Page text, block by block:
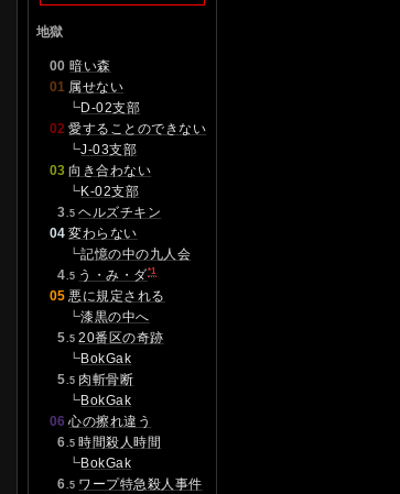
地獄
00 暗い森
01 属せない
┗D-02支部
02 愛することのできない
┗J-03支部
03 向き合わない
┗K-02支部
03.5 ヘルズチキン
04 変わらない
┗記憶の中の九人会
04.5 う・み・ダ*1
05 悪に規定される
┗漆黒の中へ
05.5 20番区の奇跡
┗BokGak
05.5 肉斬骨断
┗BokGak
06 心の擦れ違う
06.5 時間殺人時間
┗BokGak
06.5 ワープ特急殺人事件